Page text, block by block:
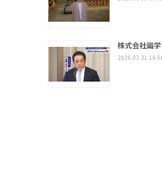
株式会社識
2026.07.31